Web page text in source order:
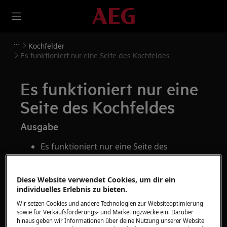
Kochfelder
Es funktioniert nur eine Seite des Kochfeldes
Es funktioniert nur eine
Seite des Kochfeldes
Ausgabe
Es funktioniert nur eine Seite des
Kochfeldes
Gilt für
Induktionskochfeld
Diese Website verwendet Cookies, um dir ein
individuelles Erlebnis zu bieten.
Wir setzen Cookies und andere Technologien zur Websiteoptimierung
sowie für Verkaufsförderungs- und Marketingzwecke ein. Darüber
hinaus geben wir Informationen über deine Nutzung unserer Website